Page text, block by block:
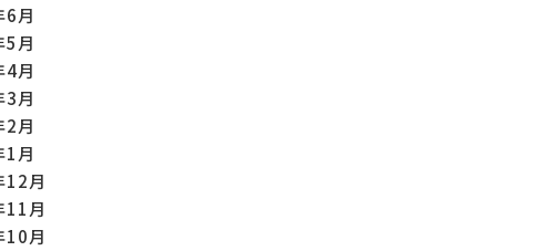
月
月
月
月
月
月
12月
11月
10月